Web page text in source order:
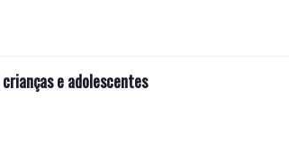
e adolescentes